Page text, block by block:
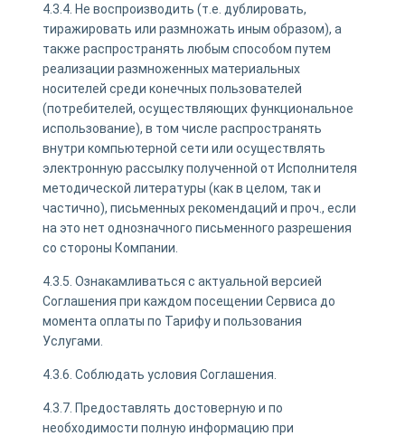
4.3.4. Не воспроизводить (т.е. дублировать,
тиражировать или размножать иным образом), а
также распространять любым способом путем
реализации размноженных материальных
носителей среди конечных пользователей
(потребителей, осуществляющих функциональное
использование), в том числе распространять
внутри компьютерной сети или осуществлять
электронную рассылку полученной от Исполнителя
методической литературы (как в целом, так и
частично), письменных рекомендаций и проч., если
на это нет однозначного письменного разрешения
со стороны Компании.
4.3.5. Ознакамливаться с актуальной версией
Соглашения при каждом посещении Сервиса до
момента оплаты по Тарифу и пользования
Услугами.
4.3.6. Соблюдать условия Соглашения.
4.3.7. Предоставлять достоверную и по
необходимости полную информацию при